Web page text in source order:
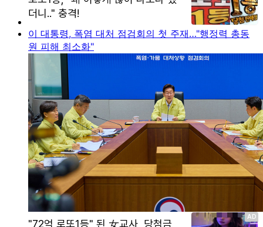
이 대통령, 폭염 대처 점검회의 첫 주재…"행정력 총동
원 피해 최소화"